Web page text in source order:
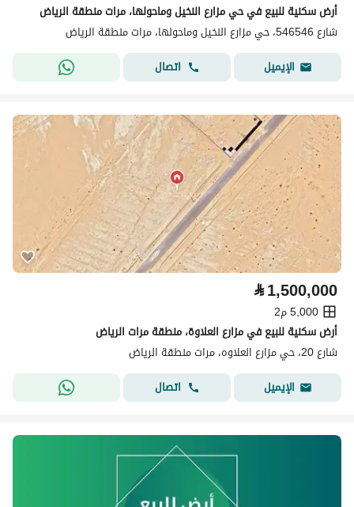
أرض سكنية للبيع في حي مزارع النخيل وماحولها، مرات منطقة الرياض
شارع 546546، حي مزارع النخيل وماحولها، مرات منطقة الرياض
الإيميل
اتصال
⃁1,500,000
5,000 م2
أرض سكنية للبيع في مزارع العلاوة، منطقة مرات الرياض
شارع 20، حي مزارع العلاوه، مرات منطقة الرياض
الإيميل
اتصال